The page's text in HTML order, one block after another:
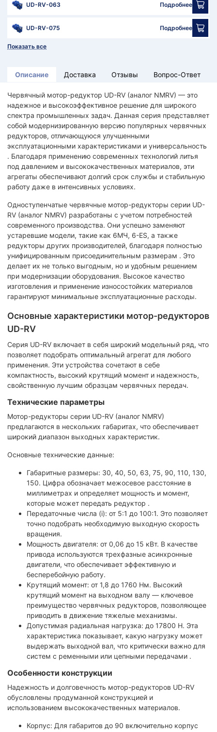
UD-RV-063 Подробнее
UD-RV-075 Подробнее
Показать все
Описание Доставка Отзывы Вопрос-Ответ
Червячный мотор-редуктор UD-RV (аналог NMRV) — это
надежное и высокоэффективное решение для широкого
спектра промышленных задач. Данная серия представляет
собой модернизированную версию популярных червячных
редукторов, отличающуюся улучшенными
эксплуатационными характеристиками и универсальность
. Благодаря применению современных технологий литья
под давлением и высококачественных материалов, эти
агрегаты обеспечивают долгий срок службы и стабильную
работу даже в интенсивных условиях.
Одноступенчатые червячные мотор-редукторы серии UD-
RV (аналог NMRV) разработаны с учетом потребностей
современного производства. Они успешно заменяют
устаревшие модели, такие как 6МЧ, 6-ES, а также
редукторы других производителей, благодаря полностью
унифицированным присоединительным размерам . Это
делает их не только выгодным, но и удобным решением
при модернизации оборудования. Высокое качество
изготовления и применение износостойких материалов
гарантируют минимальные эксплуатационные расходы.
Основные характеристики мотор-редукторов
UD-RV
Серия UD-RV включает в себя широкий модельный ряд, что
позволяет подобрать оптимальный агрегат для любого
применения. Эти устройства сочетают в себе
компактность, высокий крутящий момент и надежность,
свойственную лучшим образцам червячных передач.
Технические параметры
Мотор-редукторы серии UD-RV (аналог NMRV)
предлагаются в нескольких габаритах, что обеспечивает
широкий диапазон выходных характеристик.
Основные технические данные:
Габаритные размеры: 30, 40, 50, 63, 75, 90, 110, 130,
150. Цифра обозначает межосевое расстояние в
миллиметрах и определяет мощность и момент,
которые может передать редуктор .
Передаточные числа (i): от 5:1 до 100:1. Это позволяет
точно подобрать необходимую выходную скорость
вращения.
Мощность двигателя: от 0,06 до 15 кВт. В качестве
привода используются трехфазные асинхронные
двигатели, что обеспечивает эффективную и
бесперебойную работу.
Крутящий момент: от 1,8 до 1760 Нм. Высокий
крутящий момент на выходном валу — ключевое
преимущество червячных редукторов, позволяющее
приводить в движение тяжелые механизмы.
Допустимая радиальная нагрузка: до 17800 Н. Эта
характеристика показывает, какую нагрузку может
выдержать выходной вал, что критически важно для
систем с ременными или цепными передачами .
Особенности конструкции
Надежность и долговечность мотор-редукторов UD-RV
обусловлены продуманной конструкцией и
использованием высококачественных материалов.
Корпус: Для габаритов до 90 включительно корпус